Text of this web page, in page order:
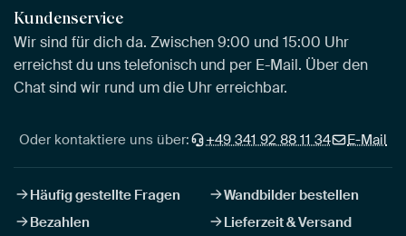
Kundenservice
Wir sind für dich da. Zwischen 9:00 und 15:00 Uhr
erreichst du uns telefonisch und per E-Mail. Über den
Chat sind wir rund um die Uhr erreichbar.
Oder kontaktiere uns über: +49 341 92 88 11 34 E-Mail
Häufig gestellte Fragen
Wandbilder bestellen
Bezahlen
Lieferzeit & Versand